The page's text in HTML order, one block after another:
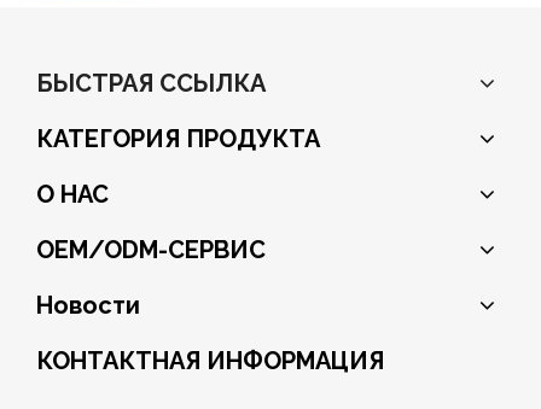
БЫСТРАЯ ССЫЛКА
КАТЕГОРИЯ ПРОДУКТА
О НАС
OEM/ODM-СЕРВИС
Новости
КОНТАКТНАЯ ИНФОРМАЦИЯ